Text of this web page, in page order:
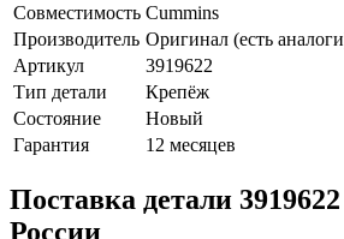
Совместимость Cummins
Производитель Оригинал (есть
Артикул
3919622
Тип детали
Крепёж
Состояние
Новый
Гарантия
12 месяцев
Поставка детали
России